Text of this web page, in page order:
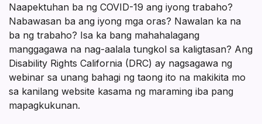
Naapektuhan ba ng COVID-19 ang iyong trabaho?
Nabawasan ba ang iyong mga oras? Nawalan ka na
ba ng trabaho? Isa ka bang mahahalagang
manggagawa na nag-aalala tungkol sa kaligtasan? Ang
Disability Rights California (DRC) ay nagsagawa ng
webinar sa unang bahagi ng taong ito na makikita mo
sa kanilang website kasama ng maraming iba pang
mapagkukunan.